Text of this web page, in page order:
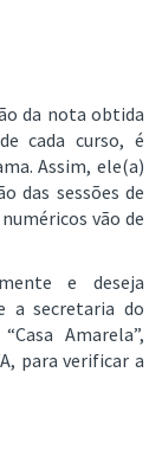
da nota obtida
cada curso, é
Assim, ele(a)
das sessões de
vão de
e deseja
a secretaria do
Amarela”,
para verificar a